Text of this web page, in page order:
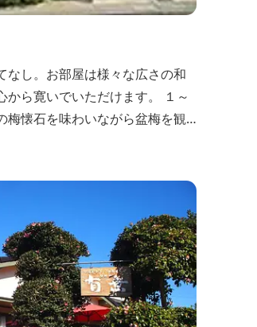
なし。お部屋は様々な広さの和
から寛いでいただけます。 １～
梅懐石を味わいながら盆梅を観
あって、大人の女性にも人気